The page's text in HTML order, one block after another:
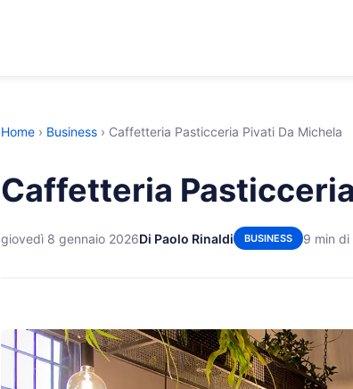
Home › Business › Caffetteria Pasticceria Pivati Da Michela
Caffetteria
giovedì 8 gennaio 2026Di Paolo Rinaldi BUSINESS 9 min di